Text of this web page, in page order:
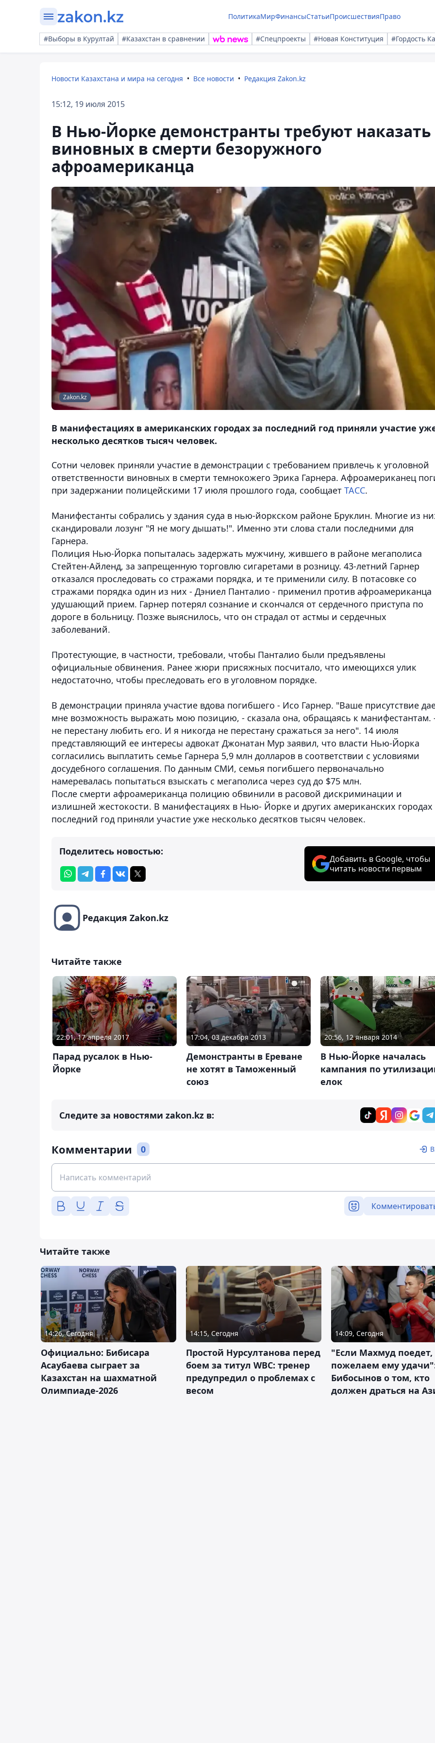
ПолитикаМирФинансыСтатьиПроисшествияПраво
#Выборы в Курултай #Казахстан в сравнении #Спецпроекты #Новая Конституция #Гордость
Новости Казахстана и мира на сегодня Все новости Редакция Zakon.kz
15:12, 19 июля 2015
В Нью-Йорке демонстранты требуют наказать
виновных в смерти безоружного
афроамериканца
Zakon.kz
В манифестациях в американских городах за последний год приняли участие
несколько десятков тысяч человек.
Сотни человек приняли участие в демонстрации с требованием привлечь к уголовной
ответственности виновных в смерти темнокожего Эрика Гарнера. Афроамериканец
при задержании полицейскими 17 июля прошлого года, сообщает ТАСС.
Манифестанты собрались у здания суда в нью-йоркском районе Бруклин. Многие из
скандировали лозунг "Я не могу дышать!". Именно эти слова стали последними для
Гарнера.
Полиция Нью-Йорка попыталась задержать мужчину, жившего в районе мегаполиса
Стейтен-Айленд, за запрещенную торговлю сигаретами в розницу. 43-летний Гарнер
отказался проследовать со стражами порядка, и те применили силу. В потасовке со
стражами порядка один из них - Дэниел Панталио - применил против афроамериканца
удушающий прием. Гарнер потерял сознание и скончался от сердечного приступа по
дороге в больницу. Позже выяснилось, что он страдал от астмы и сердечных
заболеваний.
Протестующие, в частности, требовали, чтобы Панталио были предъявлены
официальные обвинения. Ранее жюри присяжных посчитало, что имеющихся улик
недостаточно, чтобы преследовать его в уголовном порядке.
В демонстрации приняла участие вдова погибшего - Исо Гарнер. "Ваше присутствие
мне возможность выражать мою позицию, - сказала она, обращаясь к манифестантам.
не перестану любить его. И я никогда не перестану сражаться за него". 14 июля
представляющий ее интересы адвокат Джонатан Мур заявил, что власти Нью-Йорка
согласились выплатить семье Гарнера 5,9 млн долларов в соответствии с условиями
досудебного соглашения. По данным СМИ, семья погибшего первоначально
намеревалась попытаться взыскать с мегаполиса через суд до $75 млн.
После смерти афроамериканца полицию обвинили в расовой дискриминации и
излишней жестокости. В манифестациях в Нью- Йорке и других американских городах
последний год приняли участие уже несколько десятков тысяч человек.
Поделитесь новостью:
Добавить в Google, чтобы
читать новости первым
Редакция Zakon.kz
Читайте также
22:01, 17 апреля 2017
Парад русалок в Нью-
Йорке
17:04, 03 декабря 2013
Демонстранты в Ереване
не хотят в Таможенный
союз
20:56, 12 января 2014
В Нью-Йорке началась
кампания по
елок
Следите за новостями zakon.kz в:
Комментарии 0
Читайте также
14:26, Сегодня
Официально: Бибисара
Асаубаева сыграет за
Казахстан на шахматной
Олимпиаде-2026
14:15, Сегодня
Простой Нурсултанова перед
боем за титул WBC: тренер
предупредил о проблемах с
весом
14:09, Сегодня
"Если Махмуд
пожелаем ему
Бибосынов о том, кто
должен драться на